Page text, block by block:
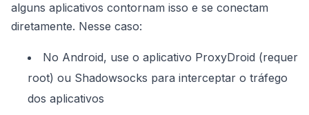
alguns aplicativos contornam isso e se conectam
diretamente. Nesse caso:
No Android, use o aplicativo ProxyDroid (requer
root) ou Shadowsocks para interceptar o tráfego
dos aplicativos